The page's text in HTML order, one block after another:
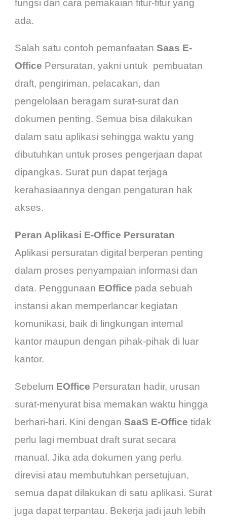
fungsi dan cara pemakaian fitur-fitur yang
ada.
Salah satu contoh pemanfaatanSaas E-
Office Persuratan, yakni untuk pembuatan
draft, pengiriman, pelacakan, dan
pengelolaan beragam surat-surat dan
dokumen penting. Semua bisa dilakukan
dalam satu aplikasi sehingga waktu yang
dibutuhkan untuk proses pengerjaan dapat
dipangkas. Surat pun dapat terjaga
kerahasiaannya dengan pengaturan hak
akses.
Peran Aplikasi E-Office Persuratan
Aplikasi persuratan digital berperan penting
dalam proses penyampaian informasi dan
data. Penggunaan EOffice pada sebuah
instansi akan memperlancar kegiatan
komunikasi, baik di lingkungan internal
kantor maupun dengan pihak-pihak di luar
kantor.
Sebelum EOffice Persuratan hadir, urusan
surat-menyurat bisa memakan waktu hingga
berhari-hari. Kini denganSaaS E-Office tidak
perlu lagi membuat draft surat secara
manual. Jika ada dokumen yang perlu
direvisi atau membutuhkan persetujuan,
semua dapat dilakukan di satu aplikasi. Surat
juga dapat terpantau. Bekerja jadi jauh lebih